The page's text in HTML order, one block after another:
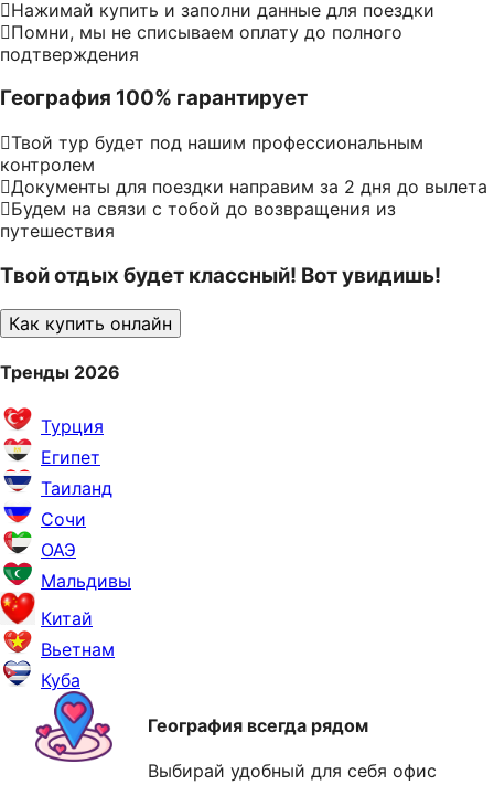
Нажимай купить и заполни данные для поездки
Помни, мы не списываем оплату до полного
подтверждения
География 100% гарантирует
Твой тур будет под нашим профессиональным
контролем
Документы для поездки направим за 2 дня до вылета
Будем на связи с тобой до возвращения из
путешествия
Твой отдых будет классный! Вот увидишь!
Как купить онлайн
Тренды 2026
Турция
Египет
Таиланд
Сочи
ОАЭ
Мальдивы
Китай
Вьетнам
Куба
География всегда рядом
Выбирай удобный для себя офис